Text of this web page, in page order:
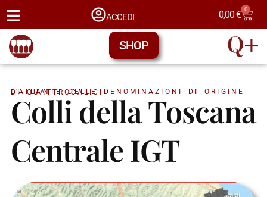
ACCEDI 0,00€ 0
SHOP
L'ATLANTE DELLE DENOMINAZIONI DI ORIGINE DI QUATTROCALICI
Colli della Toscana
Centrale IGT